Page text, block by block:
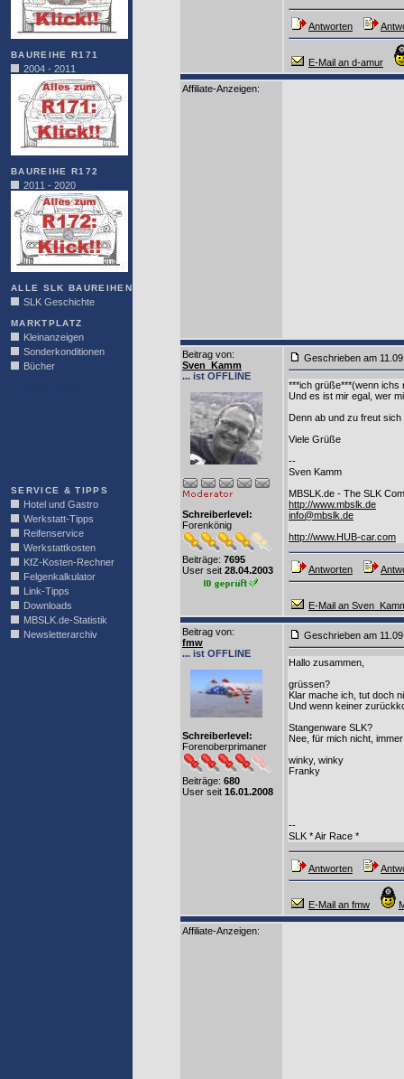
BAUREIHE R171
2004 - 2011
BAUREIHE R172
2011 - 2020
ALLE SLK BAUREIHEN
SLK Geschichte
MARKTPLATZ
Kleinanzeigen
Sonderkonditionen
Bücher
SERVICE & TIPPS
Hotel und Gastro
Werkstatt-Tipps
Reifenservice
Werkstattkosten
KfZ-Kosten-Rechner
Felgenkalkulator
Link-Tipps
Downloads
MBSLK.de-Statistik
Newsletterarchiv
Antworten
E-Mail an d-amur
Affiliate-Anzeigen:
Beitrag von:
Sven_Kamm
... ist OFFLINE
Schreiberlevel:
Forenkönig
Beiträge: 7695
User seit 28.04.2003
Geschrieben am
***ich grüße***(wenn ichs
Und es ist mir egal, wer
Denn ab und zu freut
Viele Grüße
--
Sven Kamm
MBSLK.de - The SLK
http://www.mbslk.de
info@mbslk.de
http://www.HUB-car.com
Antworten
E-Mail an
Beitrag von:
fmw
... ist OFFLINE
Schreiberlevel:
Forenoberprimaner
Beiträge: 680
User seit 16.01.2008
Geschrieben am
Hallo zusammen,
grüssen?
Klar mache ich, tut doch
Und wenn keiner
Stangenware SLK?
Nee, für mich nicht,
winky, winky
Franky
--
SLK * Air Race *
Antworten
E-Mail an fmw
Affiliate-Anzeigen: